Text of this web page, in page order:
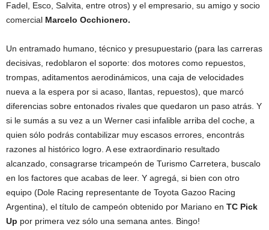
Fadel, Esco, Salvita, entre otros) y el empresario, su amigo y socio
comercial Marcelo Occhionero.
Un entramado humano, técnico y presupuestario (para las carreras
decisivas, redoblaron el soporte: dos motores como repuestos,
trompas, aditamentos aerodinámicos, una caja de velocidades
nueva a la espera por si acaso, llantas, repuestos), que marcó
diferencias sobre entonados rivales que quedaron un paso atrás. Y
si le sumás a su vez a un Werner casi infalible arriba del coche, a
quien sólo podrás contabilizar muy escasos errores, encontrás
razones al histórico logro. A ese extraordinario resultado
alcanzado, consagrarse tricampeón de Turismo Carretera, buscalo
en los factores que acabas de leer. Y agregá, si bien con otro
equipo (Dole Racing representante de Toyota Gazoo Racing
Argentina), el título de campeón obtenido por Mariano en TC Pick
Up por primera vez sólo una semana antes. Bingo!